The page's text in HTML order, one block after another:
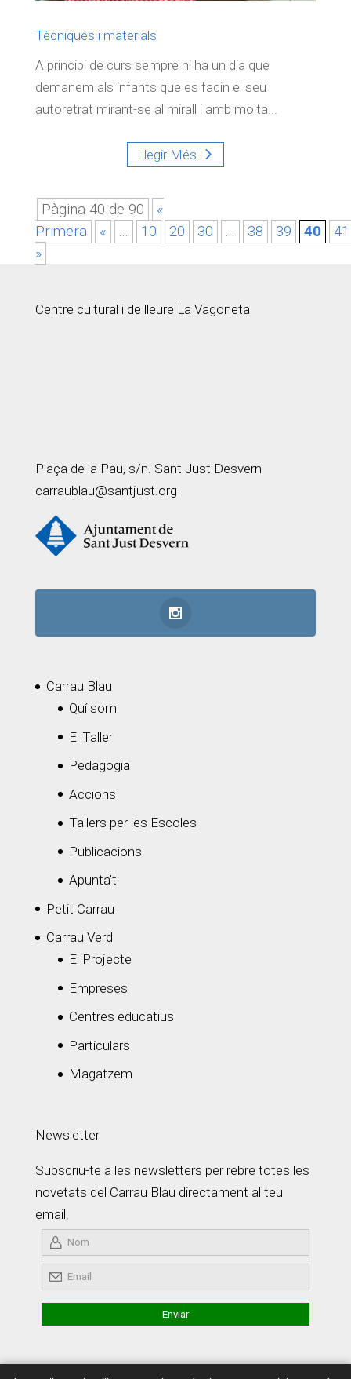
Tècniques i materials
A principi de curs sempre hi ha un dia que
demanem als infants que es facin el seu
autoretrat mirant-se al mirall i amb molta...
Llegir Més
Pàgina 40 de 90
«
Primera
« ... 10 20 30 ... 38 39 40
41
»
Centre cultural i de lleure La Vagoneta
Plaça de la Pau, s/n. Sant Just Desvern
carraublau@santjust.org
Carrau Blau
Quí som
El Taller
Pedagogia
Accions
Tallers per les Escoles
Publicacions
Apunta’t
Petit Carrau
Carrau Verd
El Projecte
Empreses
Centres educatius
Particulars
Magatzem
Newsletter
Subscriu-te a les newsletters per rebre totes les
novetats del Carrau Blau directament al teu
email.